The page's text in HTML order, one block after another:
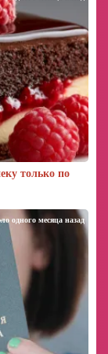
только по
одного месяца назад